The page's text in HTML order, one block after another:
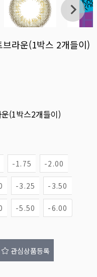
라운(1박스 2개들이)
(1박스2개들이)
-1.75 -2.00
-3.25 -3.50
-5.50 -6.00
관심상품등록